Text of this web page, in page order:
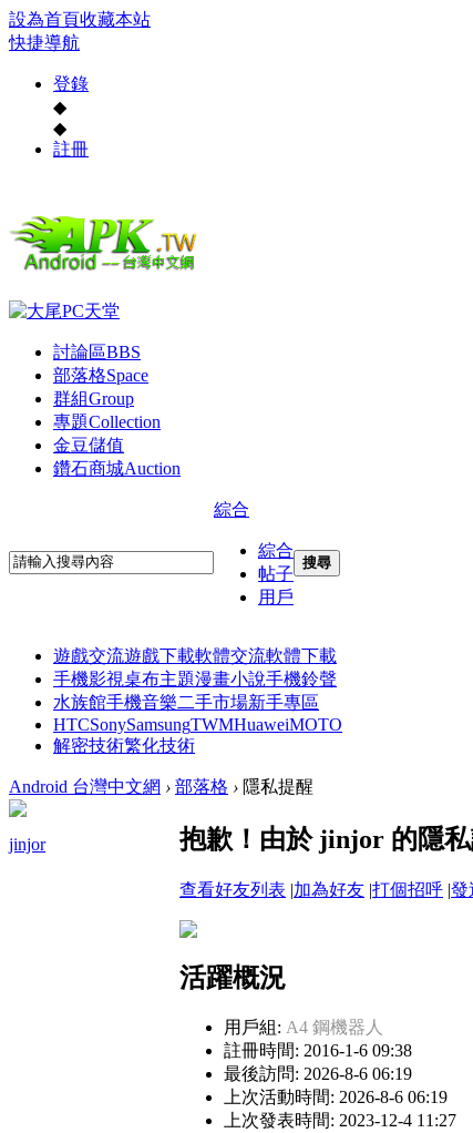
設為首頁收藏本站
快捷導航
登錄
◆
◆
註冊
討論區BBS
部落格Space
群組Group
專題Collection
金豆儲值
鑽石商城Auction
綜合
綜合
帖子
用戶
搜尋
遊戲交流遊戲下載軟體交流軟體下載
手機影視桌布主題漫畫小說手機鈴聲
水族館手機音樂二手市場新手專區
HTCSonySamsungTWMHuaweiMOTO
解密技術繁化技術
Android 台灣中文網 › 部落格 › 隱私提醒
jinjor 抱歉！由於 jinjor 的隱
查看好友列表 |加為好友 |打個招呼 |發
活躍概況
用戶組: A4 鋼機器人
註冊時間: 2016-1-6 09:38
最後訪問: 2026-8-6 06:19
上次活動時間: 2026-8-6 06:19
上次發表時間: 2023-12-4 11:27